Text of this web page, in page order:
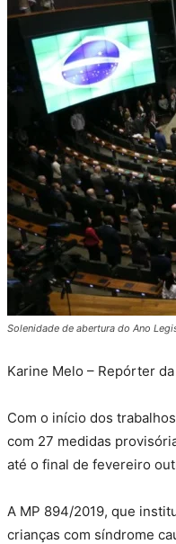
Solenidade de abertura do Ano
Karine Melo – Repórter
Com o início dos
com 27 medidas
até o final de fevereiro
A MP 894/2019, que
crianças com síndrome